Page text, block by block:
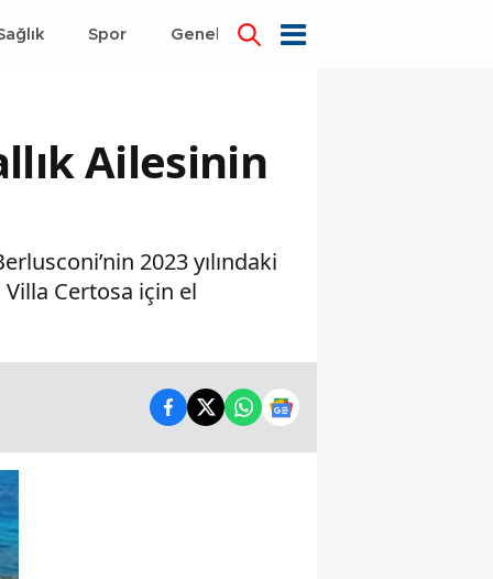
Spor Genel Dünya
Ailesinin
2023 yılındaki
Certosa için el